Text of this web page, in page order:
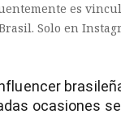
es
Solo en
ocasiones